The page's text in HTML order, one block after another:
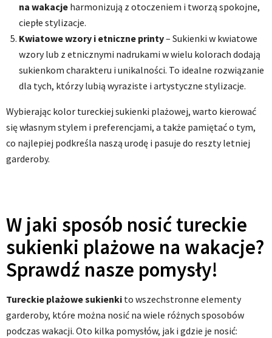
na wakacje harmonizują z otoczeniem i tworzą spokojne,
ciepłe stylizacje.
Kwiatowe wzory i etniczne printy– Sukienki w kwiatowe
wzory lub z etnicznymi nadrukami w wielu kolorach dodają
sukienkom charakteru i unikalności. To idealne rozwiązanie
dla tych, którzy lubią wyraziste i artystyczne stylizacje.
Wybierając kolor tureckiej sukienki plażowej, warto kierować
się własnym stylem i preferencjami, a także pamiętać o tym,
co najlepiej podkreśla naszą urodę i pasuje do reszty letniej
garderoby.
W jaki sposób nosić tureckie
sukienki plażowe na wakacje?
Sprawdź nasze pomysły!
Tureckie plażowe sukienki to wszechstronne elementy
garderoby, które można nosić na wiele różnych sposobów
podczas wakacji. Oto kilka pomysłów, jak i gdzie je nosić: